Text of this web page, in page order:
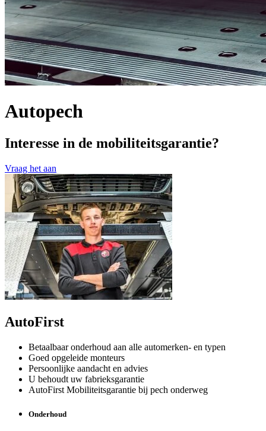
Autopech
Interesse in de mobiliteitsgarantie?
Vraag het aan
AutoFirst
Betaalbaar onderhoud aan alle automerken- en typen
Goed opgeleide monteurs
Persoonlijke aandacht en advies
U behoudt uw fabrieksgarantie
AutoFirst Mobiliteitsgarantie bij pech onderweg
Onderhoud